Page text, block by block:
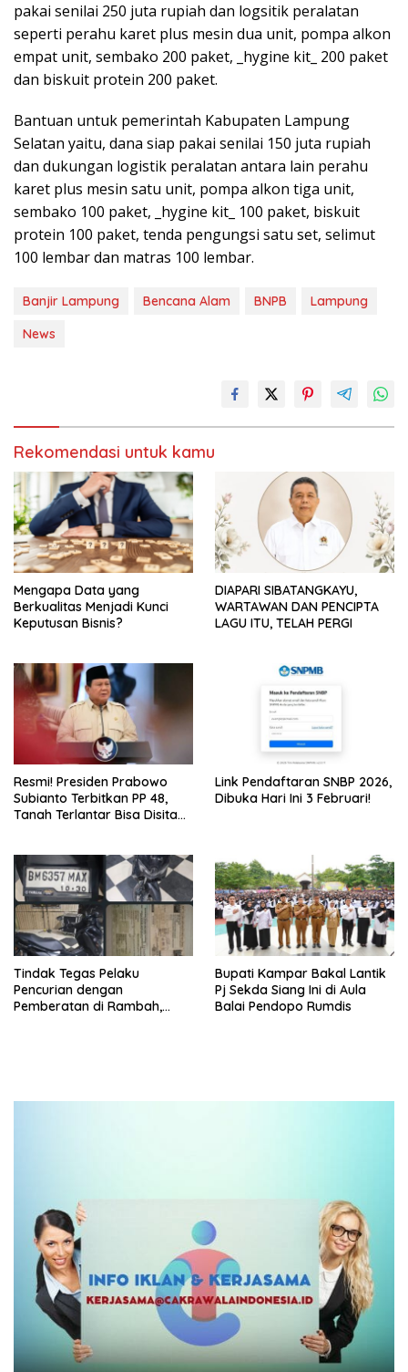
pakai senilai 250 juta rupiah dan logsitik peralatan
seperti perahu karet plus mesin dua unit, pompa alkon
empat unit, sembako 200 paket, _hygine kit_ 200 paket
dan biskuit protein 200 paket.
Bantuan untuk pemerintah Kabupaten Lampung
Selatan yaitu, dana siap pakai senilai 150 juta rupiah
dan dukungan logistik peralatan antara lain perahu
karet plus mesin satu unit, pompa alkon tiga unit,
sembako 100 paket, _hygine kit_ 100 paket, biskuit
protein 100 paket, tenda pengungsi satu set, selimut
100 lembar dan matras 100 lembar.
Banjir Lampung Bencana Alam BNPB
Lampung
News
Rekomendasi untuk kamu
Mengapa Data yang
Berkualitas Menjadi Kunci
Keputusan Bisnis?
DIAPARI SIBATANGKAYU,
WARTAWAN DAN PENCIPTA
LAGU ITU, TELAH PERGI
Resmi! Presiden Prabowo
Subianto Terbitkan PP 48,
Tanah Terlantar Bisa Disita
Link Pendaftaran SNBP 2026,
Dibuka Hari Ini 3 Februari!
Tindak Tegas Pelaku
Pencurian dengan
Pemberatan di Rambah,
Bupati Kampar Bakal Lantik
Pj Sekda Siang Ini di Aula
Balai Pendopo Rumdis